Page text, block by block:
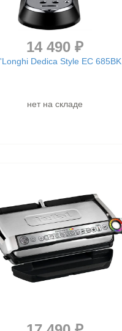
14 490 ₽
Dedica Style EC 685BK
нет на складе